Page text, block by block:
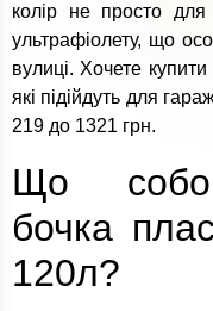
колір не просто
ультрафіолету, що
вулиці. Хочете
які підійдуть для
219 до 1321 грн.
Що
бочка
120л?